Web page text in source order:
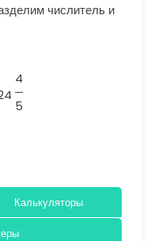
числитель и
4
5
Калькуляторы